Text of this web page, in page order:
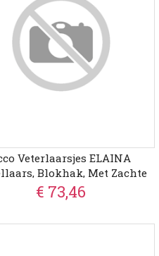
Veterlaarsjes ELAINA
Blokhak, Met Zachte
Schachtpolstering
€ 73,46